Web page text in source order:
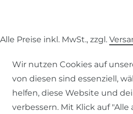
Alle Preise inkl. MwSt., zzgl.
© 2026 SCHÖNER LEBEN.
Wir nutzen Cookies auf
von diesen sind essenziell,
helfen, diese Website und
verbessern. Mit Klick auf